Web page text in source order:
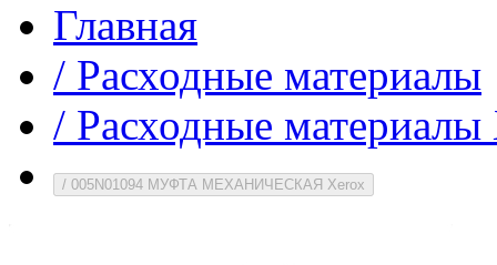
Главная
/ Расходные материалы
/ Расходные
/ 005N01094 МУФТА МЕХАНИЧЕСКАЯ Xerox